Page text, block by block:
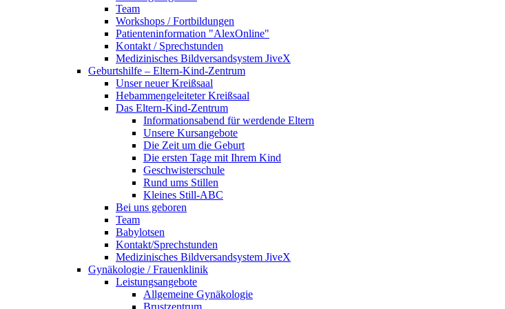
Team
Workshops / Fortbildungen
Patienteninformation "AlexOnline"
Kontakt / Sprechstunden
Medizinisches Bildversandsystem JiveX
Geburtshilfe – Eltern-Kind-Zentrum
Unser neuer Kreißsaal
Hebammengeleiteter Kreißsaal
Das Eltern-Kind-Zentrum
Informationsabend für werdende Eltern
Unsere Kursangebote
Die Zeit um die Geburt
Die ersten Tage mit Ihrem Kind
Geschwisterschule
Rund ums Stillen
Kleines Still-ABC
Bei uns geboren
Team
Babylotsen
Kontakt/Sprechstunden
Medizinisches Bildversandsystem JiveX
Gynäkologie / Frauenklinik
Leistungsangebote
Allgemeine Gynäkologie
Brustzentrum